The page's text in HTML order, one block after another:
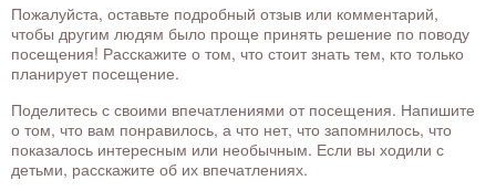
Пожалуйста, оставьте подробный отзыв или комментарий,
чтобы другим людям было проще принять решение по поводу
посещения! Расскажите о том, что стоит знать тем, кто только
планирует посещение.
Поделитесь с своими впечатлениями от посещения. Напишите
о том, что вам понравилось, а что нет, что запомнилось, что
показалось интересным или необычным. Если вы ходили с
детьми, расскажите об их впечатлениях.